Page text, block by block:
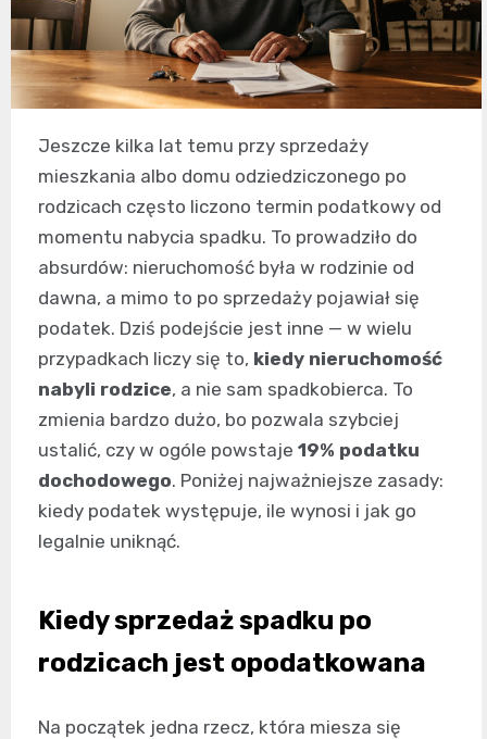
Jeszcze kilka lat temu przy sprzedaży
mieszkania albo domu odziedziczonego po
rodzicach często liczono termin podatkowy od
momentu nabycia spadku. To prowadziło do
absurdów: nieruchomość była w rodzinie od
dawna, a mimo to po sprzedaży pojawiał się
podatek. Dziś podejście jest inne — w wielu
przypadkach liczy się to, kiedy nieruchomość
nabyli rodzice, a nie sam spadkobierca. To
zmienia bardzo dużo, bo pozwala szybciej
ustalić, czy w ogóle powstaje 19% podatku
dochodowego. Poniżej najważniejsze zasady:
kiedy podatek występuje, ile wynosi i jak go
legalnie uniknąć.
Kiedy sprzedaż spadku po
rodzicach jest opodatkowana
Na początek jedna rzecz, która miesza się